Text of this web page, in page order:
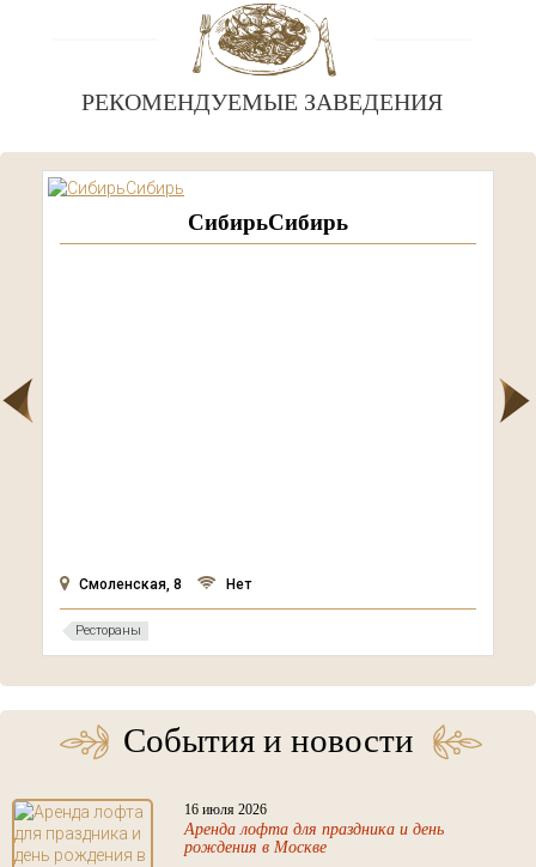
РЕКОМЕНДУЕМЫЕ ЗАВЕДЕНИЯ
СибирьСибирь
Смоленская, 8 Нет
Рестораны
События и новости
16 июля 2026
Аренда лофта для праздника и день
рождения в Москве